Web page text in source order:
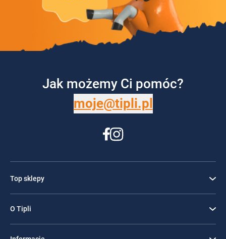
Jak możemy Ci pomóc?
moje@tipli.pl
Top sklepy
O Tipli